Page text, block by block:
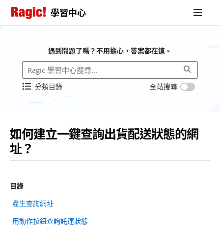
學習中心
遇到問題了嗎？不用擔心，答案都在這。
分類目錄 全站搜尋
如何建立一鍵查詢出貨配送狀態的網
址？
目錄
產生查詢網址
用動作按鈕查詢託運狀態